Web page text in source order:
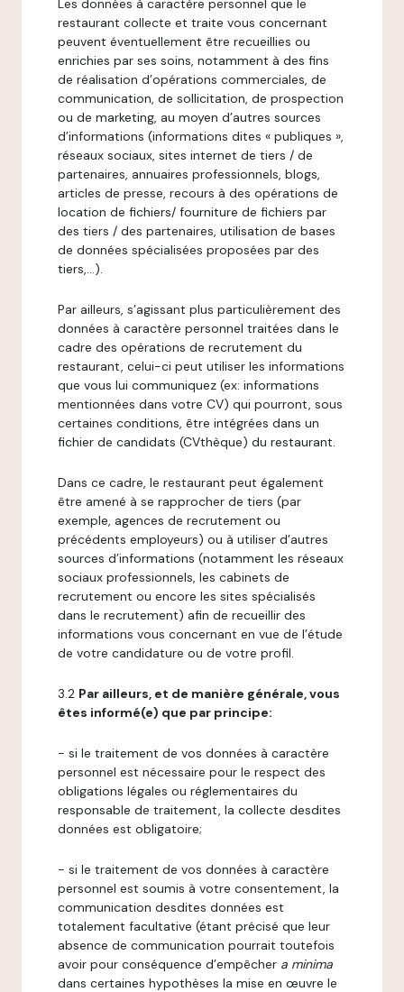
Les données à caractère personnel que le
restaurant collecte et traite vous concernant
peuvent éventuellement être recueillies ou
enrichies par ses soins, notamment à des fins
de réalisation d’opérations commerciales, de
communication, de sollicitation, de prospection
ou de marketing, au moyen d’autres sources
d’informations (informations dites « publiques »,
réseaux sociaux, sites internet de tiers / de
partenaires, annuaires professionnels, blogs,
articles de presse, recours à des opérations de
location de fichiers/ fourniture de fichiers par
des tiers / des partenaires, utilisation de bases
de données spécialisées proposées par des
tiers,…).
Par ailleurs, s’agissant plus particulièrement des
données à caractère personnel traitées dans le
cadre des opérations de recrutement du
restaurant, celui-ci peut utiliser les informations
que vous lui communiquez (ex: informations
mentionnées dans votre CV) qui pourront, sous
certaines conditions, être intégrées dans un
fichier de candidats (CVthèque) du restaurant.
Dans ce cadre, le restaurant peut également
être amené à se rapprocher de tiers (par
exemple, agences de recrutement ou
précédents employeurs) ou à utiliser d’autres
sources d’informations (notamment les réseaux
sociaux professionnels, les cabinets de
recrutement ou encore les sites spécialisés
dans le recrutement) afin de recueillir des
informations vous concernant en vue de l’étude
de votre candidature ou de votre profil.
3.2 Par ailleurs, et de manière générale, vous
êtes informé(e) que par principe:
- si le traitement de vos données à caractère
personnel est nécessaire pour le respect des
obligations légales ou réglementaires du
responsable de traitement, la collecte desdites
données est obligatoire;
- si le traitement de vos données à caractère
personnel est soumis à votre consentement, la
communication desdites données est
totalement facultative (étant précisé que leur
absence de communication pourrait toutefois
avoir pour conséquence d’empêcher a minima
dans certaines hypothèses la mise en œuvre le